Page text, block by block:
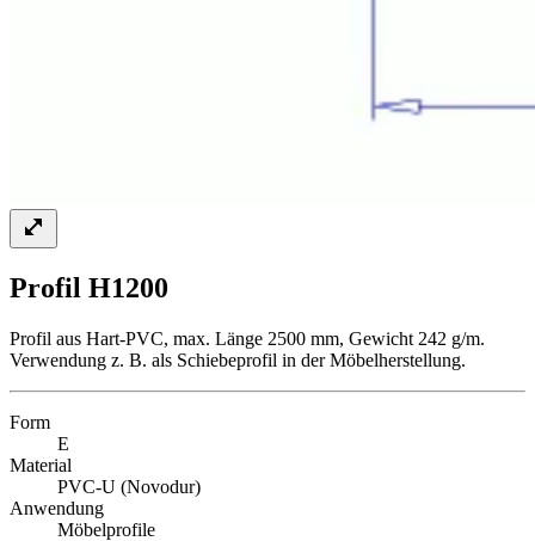
Profil H1200
Profil aus Hart-PVC, max. Länge 2500 mm, Gewicht 242 g/m.
Verwendung z. B. als Schiebeprofil in der Möbelherstellung.
Form
E
Material
PVC-U (Novodur)
Anwendung
Möbelprofile